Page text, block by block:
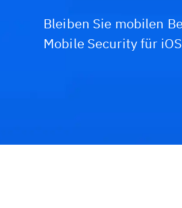
Bleiben Sie mobilen
Mobile Security für